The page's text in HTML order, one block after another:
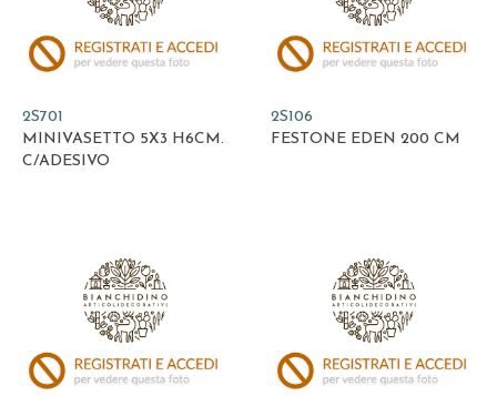
2S701
MINIVASETTO 5X3 H6CM.
C/ADESIVO
2S106
FESTONE EDEN 200 CM